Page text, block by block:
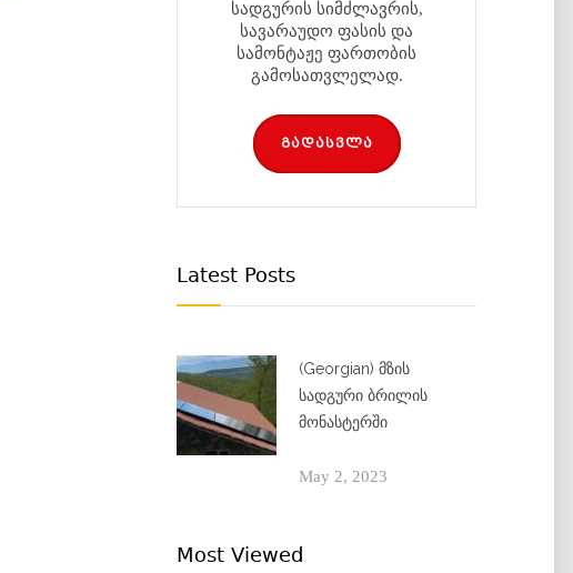
სადგურის სიმძლავრის,
სავარაუდო ფასის და
სამონტაჟე ფართობის
გამოსათვლელად.
გადასვლა
Latest Posts
(Georgian) მზის
სადგური ბრილის
მონასტერში
May 2, 2023
Most Viewed